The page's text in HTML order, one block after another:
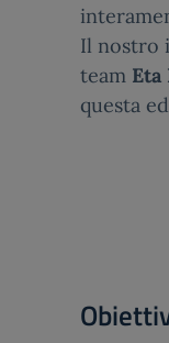
Il nostro
team Eta
questa